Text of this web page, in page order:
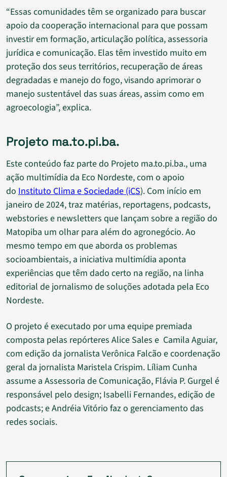
“Essas comunidades têm se organizado para buscar
apoio da cooperação internacional para que possam
investir em formação, articulação política, assessoria
jurídica e comunicação. Elas têm investido muito em
proteção dos seus territórios, recuperação de áreas
degradadas e manejo do fogo, visando aprimorar o
manejo sustentável das suas áreas, assim como em
agroecologia”, explica.
Projeto ma.to.pi.ba.
Este conteúdo faz parte do Projeto ma.to.pi.ba., uma
ação multimídia da Eco Nordeste, com o apoio
do Instituto Clima e Sociedade (iCS). Com início em
janeiro de 2024, traz matérias, reportagens, podcasts,
webstories e newsletters que lançam sobre a região do
Matopiba um olhar para além do agronegócio. Ao
mesmo tempo em que aborda os problemas
socioambientais, a iniciativa multimídia aponta
experiências que têm dado certo na região, na linha
editorial de jornalismo de soluções adotada pela Eco
Nordeste.
O projeto é executado por uma equipe premiada
composta pelas repórteres Alice Sales e Camila Aguiar,
com edição da jornalista Verônica Falcão e coordenação
geral da jornalista Maristela Crispim. Líliam Cunha
assume a Assessoria de Comunicação, Flávia P. Gurgel é
responsável pelo design; Isabelli Fernandes, edição de
podcasts; e Andréia Vitório faz o gerenciamento das
redes sociais.